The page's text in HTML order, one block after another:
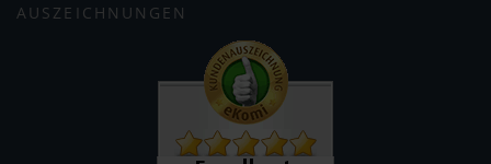
AUSZEICHNUNGEN